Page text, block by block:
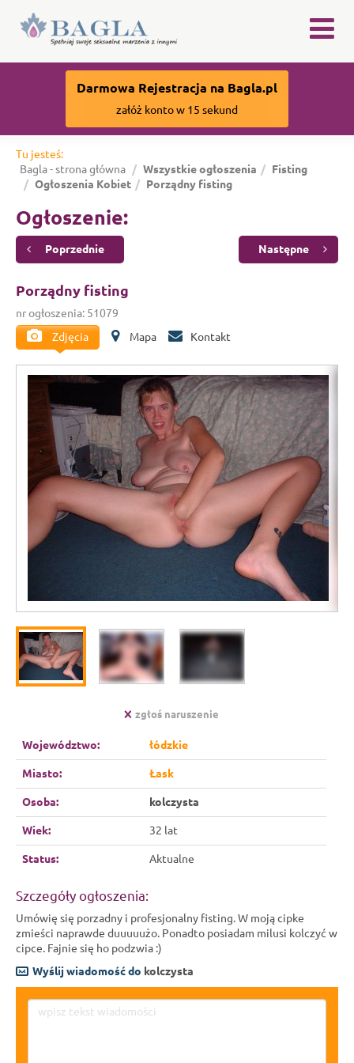
×
Darmowa Rejestracja na Bagla.pl
załóż konto w 15 sekund
Tu jesteś:
Bagla - strona główna
Wszystkie ogłoszenia
Fisting
Ogłoszenia Kobiet
Porządny fisting
Ogłoszenie:
Poprzednie Następne
Porządny fisting
nr ogłoszenia: 51079
Zdjęcia
Mapa Kontakt
zgłoś naruszenie
Województwo: łódzkie
Miasto: Łask
Osoba: kolczysta
Wiek: 32 lat
Status: Aktualne
Szczegóły ogłoszenia:
Umówię się porzadny i profesjonalny fisting. W moją cipke
zmieści naprawde duuuuużo. Ponadto posiadam milusi kolczyć w
cipce. Fajnie się ho podzwia :)
Wyślij wiadomość do kolczysta